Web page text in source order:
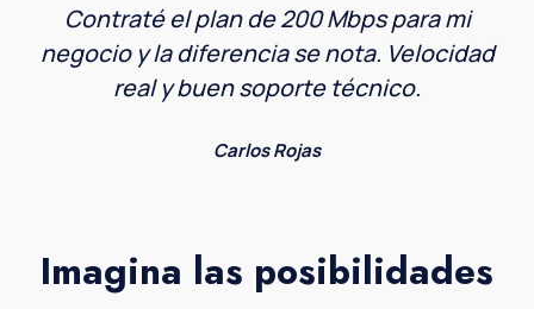
Contraté el plan de 200 Mbps para mi
negocio y la diferencia se nota. Velocidad
real y buen soporte técnico.
Carlos Rojas
Imagina las posibilidades